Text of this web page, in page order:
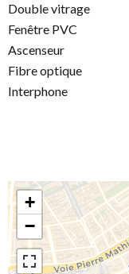
Double vitrage
Fenêtre PVC
Ascenseur
Fibre optique
Interphone
+
−